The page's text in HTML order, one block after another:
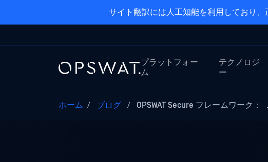
サイト翻訳には人工知能を利用しており
プラットフォー
ム
テクノロジ
ー
ホーム / ブログ / OPSWAT Secure フレームワーク